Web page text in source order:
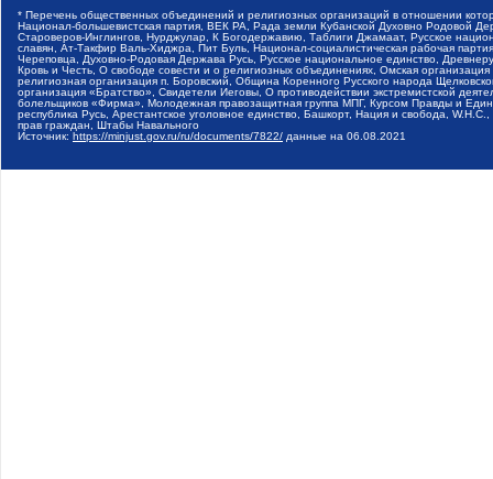
* Перечень общественных объединений и религиозных организаций в отношении
Национал-большевистская партия, ВЕК РА, Рада земли Кубанской Духовно Родовой
Староверов-Инглингов, Нурджулар, К Богодержавию, Таблиги Джамаат, Русское
славян, Ат-Такфир Валь-Хиджра, Пит Буль, Национал-социалистическая рабочая
Череповца, Духовно-Родовая Держава Русь, Русское национальное единство,
Кровь и Честь, О свободе совести и о религиозных объединениях, Омская
религиозная организация п. Боровский, Община Коренного Русского народа
организация «Братство», Свидетели Иеговы, О противодействии экстремистской
болельщиков «Фирма», Молодежная правозащитная группа МПГ, Курсом Правды и
республика Русь, Арестантское уголовное единство, Башкорт, Нация и свобода,
прав граждан, Штабы Навального
Источник: https://minjust.gov.ru/ru/documents/7822/ данные на 06.08.2021